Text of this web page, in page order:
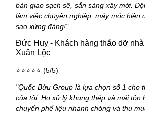
bàn giao sạch sẽ, sẵn sàng xây mới.
làm việc chuyên nghiệp, máy móc hiện
sao xứng đáng!"
Đức Huy - Khách hàng tháo dỡ
Xuân Lộc
⭐⭐⭐⭐⭐ (5/5)
"Quốc Bửu Group là lựa chọn số 1 cho
của tôi. Họ xử lý khung thép và mái tôn
chuyển phế liệu nhanh chóng và thu